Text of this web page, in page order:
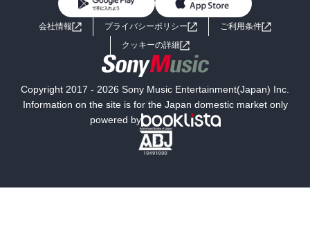
ライトノベル 男子向けラノベ
小説
海外小説
ミステリー SF
文学
よくあるご質問 お問い合わせ
会社情報 プライバシーポリシー
ご利用条件
クッキーの詳細
Copyright 2017 - 2026 Sony Music Entertainment(Japan) Inc.
Information on the site is for the Japan domestic market only
powered by